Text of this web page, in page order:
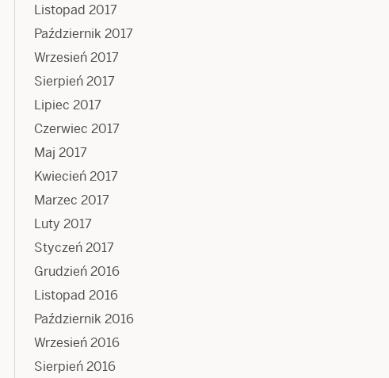
Listopad 2017
Październik 2017
Wrzesień 2017
Sierpień 2017
Lipiec 2017
Czerwiec 2017
Maj 2017
Kwiecień 2017
Marzec 2017
Luty 2017
Styczeń 2017
Grudzień 2016
Listopad 2016
Październik 2016
Wrzesień 2016
Sierpień 2016